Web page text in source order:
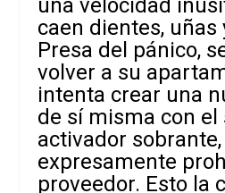
una velocidad
caen dientes, uñas
Presa del pánico,
volver a su
intenta crear una
de sí misma con el
activador
expresamente
proveedor. Esto la